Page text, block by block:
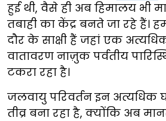
हुई थी, वैसे ही अब हिमालय भी
तबाही का केंद्र बनते जा रहे
दौर के साक्षी हैं जहां एक
वातावरण नाज़ुक पर्वतीय
टकरा रहा है।
जलवायु परिवर्तन इन
तीव्र बना रहा है, क्योंकि अब